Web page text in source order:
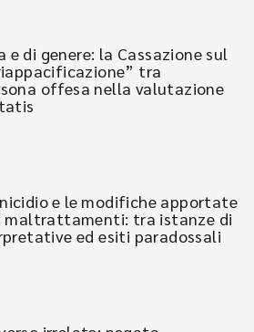
e di genere: la Cassazione sul
tra
offesa nella valutazione
e le modifiche apportate
maltrattamenti: tra istanze di
ed esiti paradossali